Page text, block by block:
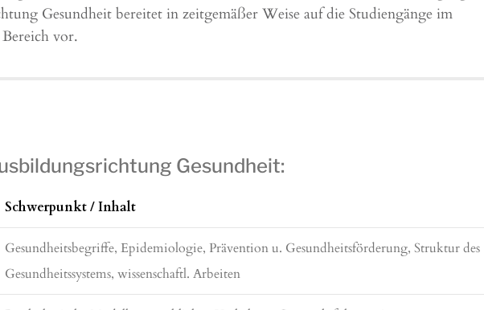
Gesundheit bereitet in zeitgemäßer Weise auf die Studiengänge im
Bereich vor.
Gesundheit:
Schwerpunkt / Inhalt
Gesundheitsbegriffe, Epidemiologie, Prävention u. Gesundheitsförderung, Struktur des
Gesundheitssystems, wissenschaftl. Arbeiten